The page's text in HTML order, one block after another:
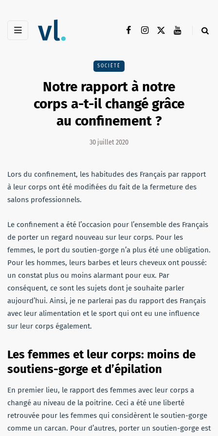
SOCIÉTÉ
Notre rapport à notre
corps a-t-il changé grâce
au confinement ?
30 juillet 2020
Lors du confinement, les habitudes des Français par rapport
à leur corps ont été modifiées du fait de la fermeture des
salons professionnels.
Le confinement a été l’occasion pour l’ensemble des Français
de porter un regard nouveau sur leur corps. Pour les
femmes, le port du soutien-gorge n’a plus été une obligation.
Pour les hommes, leurs barbes et leurs cheveux ont poussé:
un constat plus ou moins alarmant pour eux. Par
conséquent, ce sont les sujets dont je souhaite parler
aujourd’hui. Ainsi, je ne parlerai pas du rapport des Français
avec leur alimentation et le sport qui ont eu une influence
sur leur corps également.
Les femmes et leur corps: moins de
soutiens-gorge et d’épilation
En premier lieu, le rapport des femmes avec leur corps a
changé au niveau de la poitrine. Ceci a été une liberté
retrouvée pour les femmes qui considèrent le soutien-gorge
comme un carcan. Pour d’autres, porter un soutien-gorge est